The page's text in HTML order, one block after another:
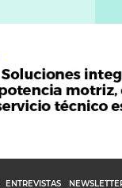
ENTREVISTAS